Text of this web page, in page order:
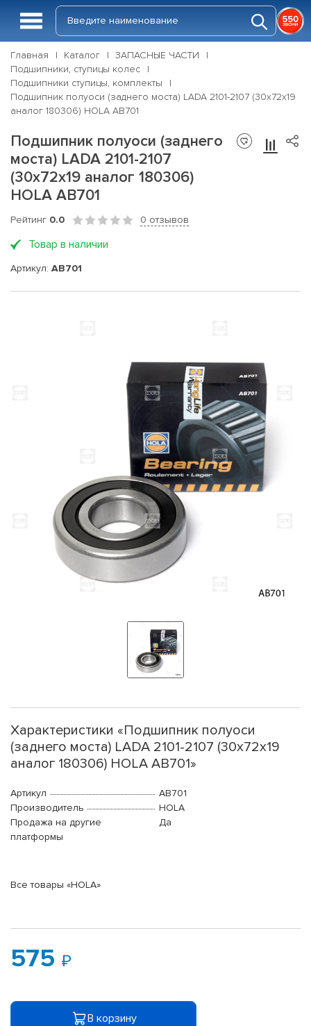
Главная Каталог
ЗАПАСНЫЕ ЧАСТИ
Подшипники, ступицы колес
Подшипники ступицы, комплекты
Подшипник полуоси (заднего моста) LADA 2101-2107 (30x72x19
аналог 180306) HOLA AB701
Подшипник полуоси (заднего
моста) LADA 2101-2107
(30x72x19 аналог 180306)
HOLA AB701
Рейтинг 0.0 0 отзывов
Товар в наличии
Артикул: AB701
Характеристики «Подшипник полуоси
(заднего моста) LADA 2101-2107 (30x72x19
аналог 180306) HOLA AB701»
Артикул
AB701
Производитель
HOLA
Продажа на другие
платформы
Да
Все товары «HOLA»
575
В корзину